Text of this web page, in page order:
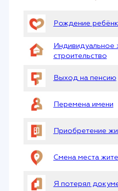
Рождение
Индивидуальное
строительство
Выход на пенсию
Перемена имени
Приобретение
Смена места
Я потерял